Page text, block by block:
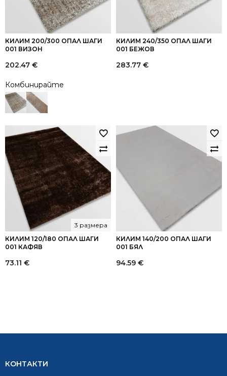
КИЛИМ 200/300 ОПАЛ ШАГИ
001 ВИЗОН
202.47 €
Комбинирайте
КИЛИМ 240/350 ОПАЛ ШАГИ
001 БЕЖОВ
283.77 €
КИЛИМ 120/180 ОПАЛ ШАГИ
001 КАФЯВ
3 размера
73.11 €
КИЛИМ 140/200 ОПАЛ ШАГИ
001 БЯЛ
94.59 €
КОНТАКТИ